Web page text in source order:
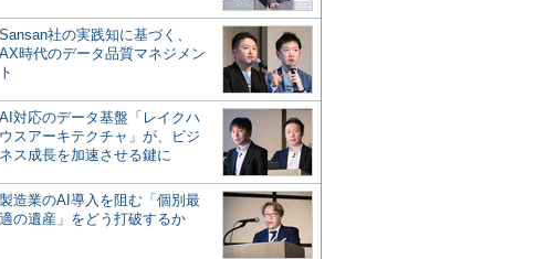
Sansan社の実践知に基づく、
AX時代のデータ品質マネジメン
ト
AI対応のデータ基盤「レイクハ
ウスアーキテクチャ」が、ビジ
ネス成長を加速させる鍵に
製造業のAI導入を阻む「個別最
適の遺産」をどう打破するか